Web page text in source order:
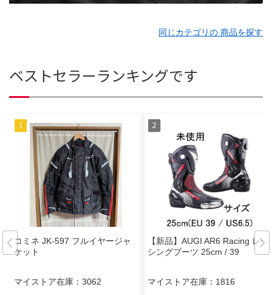
同じカテゴリの 商品を探す
ベストセラーランキングです
コミネ JK-597 フルイヤージャ
ケット
マイストア在庫： 3062
【新品】AUGI AR6 Racing レー
シングブーツ 25cm / 39
マイストア在庫： 1816